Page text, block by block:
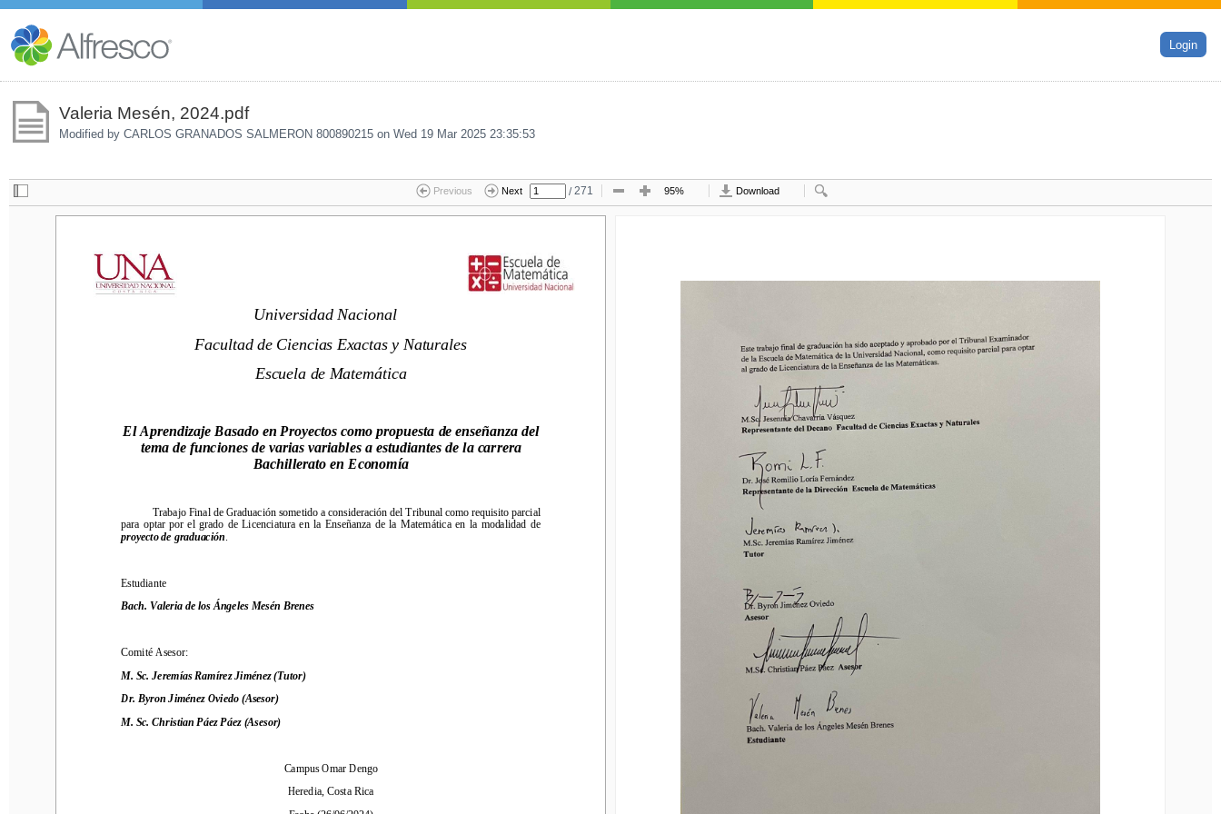
Login
Valeria Mesén, 2024.pdf
Modified by CARLOS GRANADOS SALMERON 800890215 on Wed 19 Mar 2025 23:35:53
Previous Next / 271 95% Download
Universidad Nacional
Facultad de Ciencias Exactas y Naturales
Escuela de Matemática
El Aprendizaje Basado en Proyectos como propuesta de
enseñanza del
tema de funciones de varias variables a estudiantes de la carrera
Bachillerato en Economía
optar  por  el  grado  de  Licenciatura  en  la  Enseñanza  de  la  Matemática  en  la  modalidad  de
proyecto de graduación.
M. Sc. Jeremías Ramírez Jiménez (Tutor)
Dr. Byron Jiménez Oviedo (Asesor)
M. Sc. Christian Páez Páez (Asesor)
Heredia, Costa Rica
Fecha (26/06/2024)
Universidad Nacional
Facultad de Ciencias Exactas y Naturales
Escuela de Matemática
El Aprendizaje Basado en Proyectos como propuesta de enseñanza del
tema de funciones de varias variables a estudiantes de la carrera
Bachillerato en Economía
Trabajo Final de Graduación sometido a consideración del Tribunal como requisito parcial
para optar  por  el  grado  de  Licenciatura  en  la  Enseñanza  de  la  Matemática  en  la  modalidad  de
proyecto de graduación.
Estudiante
Bach. Valeria de los Ángeles Mesén Brenes
Comité Asesor:
M. Sc. Jeremías Ramírez Jiménez (Tutor)
Dr. Byron Jiménez Oviedo (Asesor)
M. Sc. Christian Páez Páez (Asesor)
Campus Omar Dengo
Heredia, Costa Rica